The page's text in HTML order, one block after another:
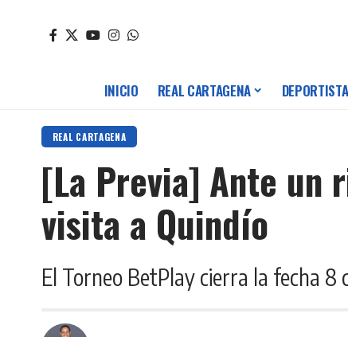
INICIO REAL CARTAGENA
REAL CARTAGENA
[La Previa] Ante un
visita a Quindío
El Torneo BetPlay cierra la fecha 8